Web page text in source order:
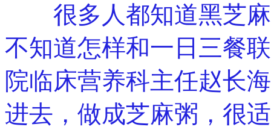
很多人都知道黑芝麻
不知道怎样和一日三餐
院临床营养科主任赵长
进去，做成芝麻粥，很